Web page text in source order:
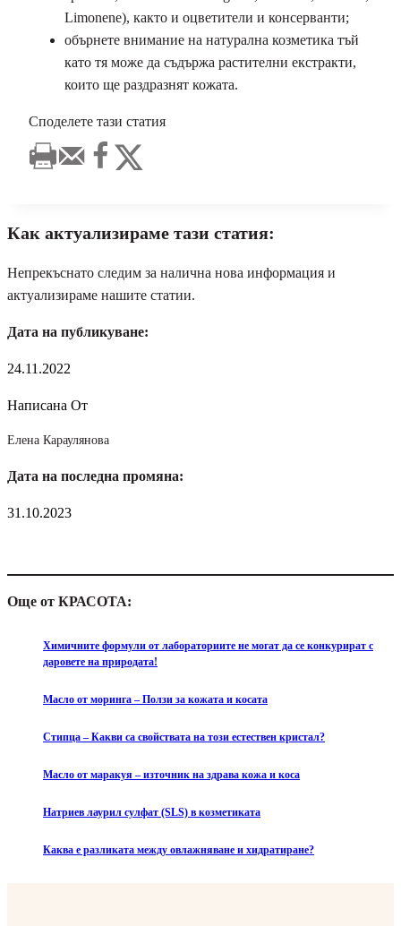
Limonene), както и оцветители и консерванти;
обърнете внимание на натурална козметика тъй
като тя може да съдържа растителни екстракти,
които ще раздразнят кожата.
Споделете тази статия
Как актуализираме тази статия:
Непрекъснато следим за налична нова информация и
актуализираме нашите статии.
Дата на публикуване:
24.11.2022
Написана От
Елена Караулянова
Дата на последна промяна:
31.10.2023
Още от КРАСОТА:
Химичните формули от лабораториите не могат да се конкурират с
даровете на природата!
Масло от моринга – Ползи за кожата и косата
Стипца – Какви са свойствата на този естествен кристал?
Масло от маракуя – източник на здрава кожа и коса
Натриев лаурил сулфат (SLS) в козметиката
Каква е разликата между овлажняване и хидратиране?